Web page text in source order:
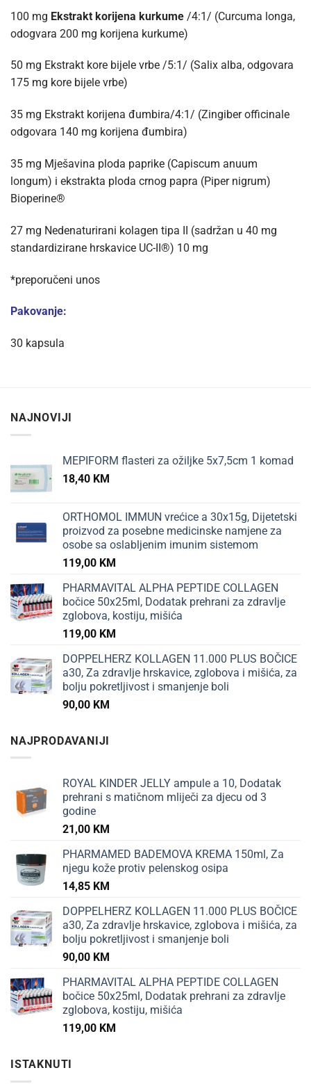
100 mg Ekstrakt korijena kurkume /4:1/ (Curcuma longa,
odogvara 200 mg korijena kurkume)
50 mg Ekstrakt kore bijele vrbe /5:1/ (Salix alba, odgovara
175 mg kore bijele vrbe)
35 mg Ekstrakt korijena đumbira/4:1/ (Zingiber officinale
odgovara 140 mg korijena đumbira)
35 mg Mješavina ploda paprike (Capiscum anuum
longum) i ekstrakta ploda crnog papra (Piper nigrum)
Bioperine®
27 mg Nedenaturirani kolagen tipa II (sadržan u 40 mg
standardizirane hrskavice UC-II®) 10 mg
*preporučeni unos
Pakovanje:
30 kapsula
NAJNOVIJI
MEPIFORM flasteri za ožiljke 5x7,5cm 1 komad
18,40 KM
ORTHOMOL IMMUN vrećice a 30x15g, Dijetetski
proizvod za posebne medicinske namjene za
osobe sa oslabljenim imunim sistemom
119,00 KM
PHARMAVITAL ALPHA PEPTIDE COLLAGEN
bočice 50x25ml, Dodatak prehrani za zdravlje
zglobova, kostiju, mišića
119,00 KM
DOPPELHERZ KOLLAGEN 11.000 PLUS BOČICE
a30, Za zdravlje hrskavice, zglobova i mišića, za
bolju pokretljivost i smanjenje boli
90,00 KM
NAJPRODAVANIJI
ROYAL KINDER JELLY ampule a 10, Dodatak
prehrani s matičnom mliječi za djecu od 3
godine
21,00 KM
PHARMAMED BADEMOVA KREMA 150ml, Za
njegu kože protiv pelenskog osipa
14,85 KM
DOPPELHERZ KOLLAGEN 11.000 PLUS BOČICE
a30, Za zdravlje hrskavice, zglobova i mišića, za
bolju pokretljivost i smanjenje boli
90,00 KM
PHARMAVITAL ALPHA PEPTIDE COLLAGEN
bočice 50x25ml, Dodatak prehrani za zdravlje
zglobova, kostiju, mišića
119,00 KM
ISTAKNUTI